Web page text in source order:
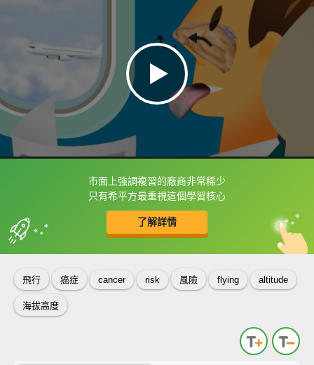
市面上強調複習的廠商非常稀少
只有希平方最重視這個學習核心
了解詳情
框選或點兩下字幕可以直接查字典喔！
收錄佳句 中
英
飛行 癌症 cancer risk 風險 flying altitude
海拔高度